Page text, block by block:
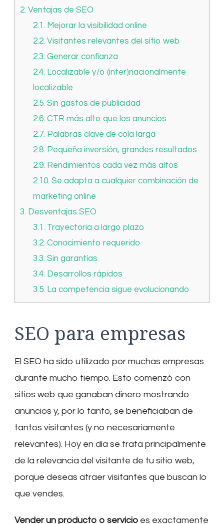
2. Ventajas de SEO
2.1. Mejorar la visibilidad online
2.2. Visitantes relevantes del sitio web
2.3. Generar confianza
2.4. Localizable y/o (inter)nacionalmente
localizable
2.5. Sin gastos de publicidad
2.6. CTR más alto que los anuncios
2.7. Palabras clave de cola larga
2.8. Pequeña inversión, grandes resultados
2.9. Rendimientos cada vez más altos
2.10. Se adapta a cualquier combinación de
marketing online
3. Desventajas SEO
3.1. Trayectoria a largo plazo
3.2. Conocimiento requerido
3.3. Sin garantías
3.4. Desarrollos rápidos
3.5. La competencia sigue evolucionando
SEO para empresas
El SEO ha sido utilizado por muchas empresas
durante mucho tiempo. Esto comenzó con
sitios web que ganaban dinero mostrando
anuncios y, por lo tanto, se beneficiaban de
tantos visitantes (y no necesariamente
relevantes). Hoy en día se trata principalmente
de la relevancia del visitante de tu sitio web,
porque deseas atraer visitantes que buscan lo
que vendes.
Vender un producto o servicio es exactamente